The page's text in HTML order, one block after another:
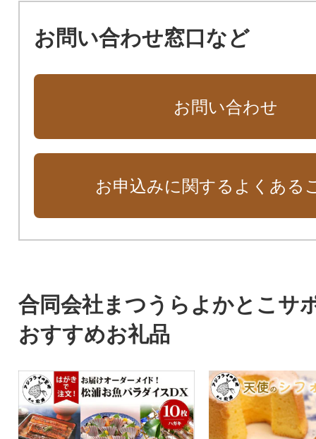
お問い合わせ窓口など
お問い合わせ
お申込みに関するよくある
合同会社まつうらよかとこサ
おすすめお礼品